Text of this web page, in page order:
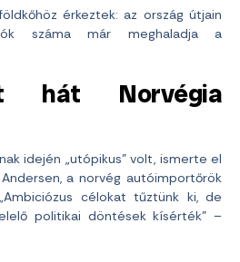
érkeztek: az ország útjain
száma már meghaladja a
hát Norvégia
idején „utópikus” volt, ismerte el
a norvég autóimportőrök
célokat tűztünk ki, de
politikai döntések kísérték” –